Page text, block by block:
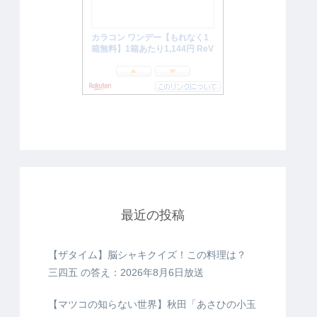
最近の投稿
【ザタイム】脳シャキクイズ！この料理は？
三四五 の答え：2026年8月6日放送
【マツコの知らない世界】秋田「あさひの小玉